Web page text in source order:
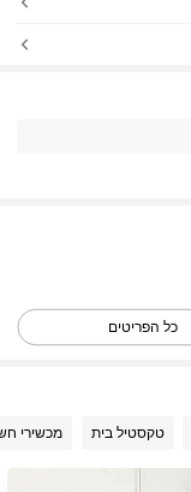
כל הפריטים
טקסטיל בית מכשירי